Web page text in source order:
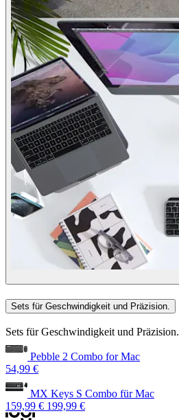
Sets für Geschwindigkeit und Präzision.
Sets für Geschwindigkeit und Präzision.
Pebble 2 Combo for Mac
54,99 €
MX Keys S Combo für Mac
159,99 € 199,99 €